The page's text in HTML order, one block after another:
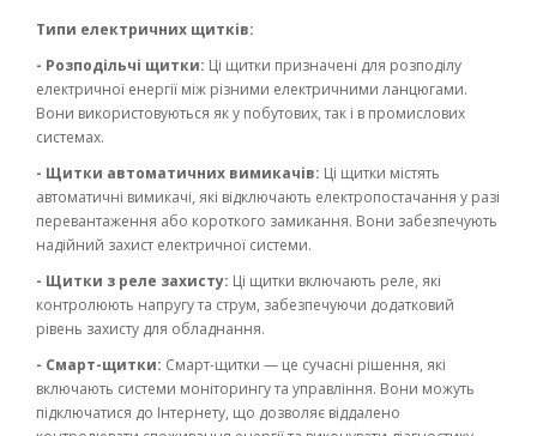
Типи електричних щитків:
- Розподільчі щитки: Ці щитки призначені для розподілу
електричної енергії між різними електричними ланцюгами.
Вони використовуються як у побутових, так і в промислових
системах.
- Щитки автоматичних вимикачів: Ці щитки містять
автоматичні вимикачі, які відключають електропостачання у разі
перевантаження або короткого замикання. Вони забезпечують
надійний захист електричної системи.
- Щитки з реле захисту: Ці щитки включають реле, які
контролюють напругу та струм, забезпечуючи додатковий
рівень захисту для обладнання.
- Смарт-щитки: Смарт-щитки — це сучасні рішення, які
включають системи моніторингу та управління. Вони можуть
підключатися до Інтернету, що дозволяє віддалено